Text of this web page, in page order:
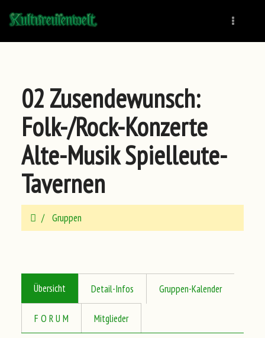
02 Zusendewunsch:
Folk-/Rock-Konzerte
Alte-Musik Spielleute-
Tavernen
Gruppen
Übersicht Detail-Infos Gruppen-Kalender
F O R U M Mitglieder